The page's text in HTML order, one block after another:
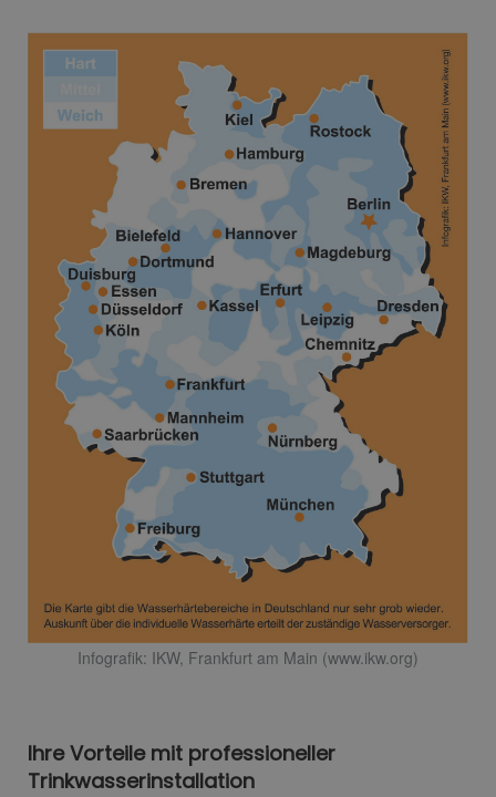
Infografik: IKW, Frankfurt am Main (www.ikw.org)
Ihre Vorteile mit professioneller
Trinkwasserinstallation